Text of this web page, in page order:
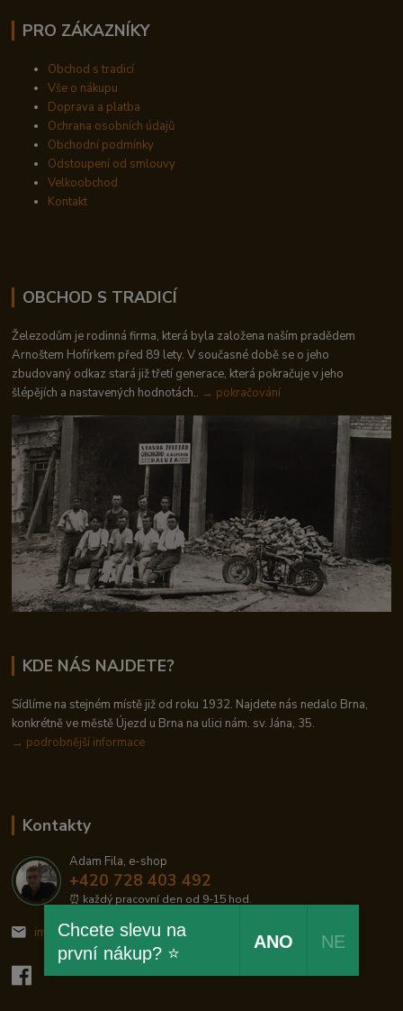
PRO ZÁKAZNÍKY
Obchod s tradicí
Vše o nákupu
Doprava a platba
Ochrana osobních údajů
Obchodní podmínky
Odstoupení od smlouvy
Velkoobchod
Kontakt
OBCHOD S TRADICÍ
Železodům je rodinná firma, která byla založena naším pradědem
Arnoštem Hofírkem před 89 lety. V současné době se o jeho
zbudovaný odkaz stará již třetí generace, která pokračuje v jeho
šlépějích a nastavených hodnotách.. → pokračování
KDE NÁS NAJDETE?
Sídlíme na stejném místě již od roku 1932. Najdete nás nedalo Brna,
konkrétně ve městě Újezd u Brna na ulici nám. sv. Jána, 35.
→ podrobnější informace
Kontakty
Adam Fila, e-shop
+420 728 403 492
⏰ každý pracovní den od 9-15 hod.
info@zelezodum.cz
Chcete slevu na
první nákup? ⭐
ANO NE